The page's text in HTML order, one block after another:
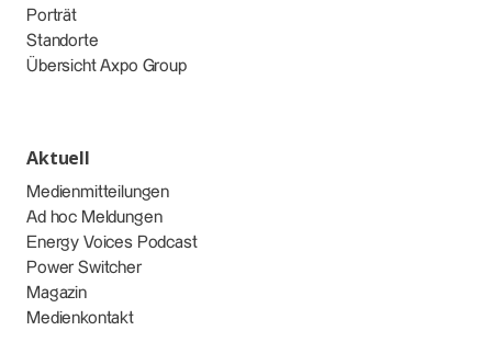
Porträt
Standorte
Übersicht Axpo Group
Aktuell
Medienmitteilungen
Ad hoc Meldungen
Energy Voices Podcast
Power Switcher
Magazin
Medienkontakt